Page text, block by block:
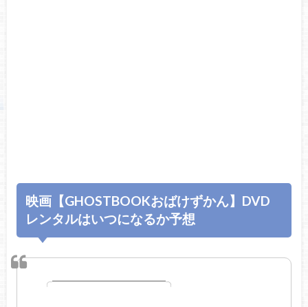
映画【GHOSTBOOKおばけずかん】DVD
レンタルはいつになるか予想
╭━━━━━━━━━━━╮